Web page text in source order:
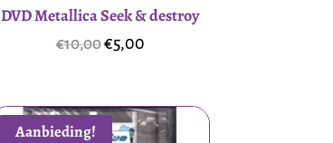
DVD Metallica Seek & destroy
€10,00Oorspronkelijke
€10,00.
€5,00Huidige
€5,00.
Aanbieding!